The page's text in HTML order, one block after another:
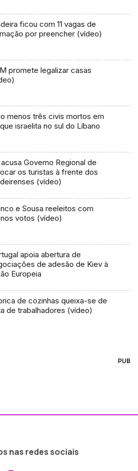
ficou com 11 vagas de
por preencher (vídeo)
promete legalizar casas
menos três civis mortos em
israelita no sul do Líbano
acusa Governo Regional de
os turistas à frente dos
(vídeo)
e Sousa reeleitos com
votos (vídeo)
apoia abertura de
de adesão de Kiev à
Europeia
de cozinhas queixa-se de
de trabalhadores (vídeo)
PUB
nas redes sociais